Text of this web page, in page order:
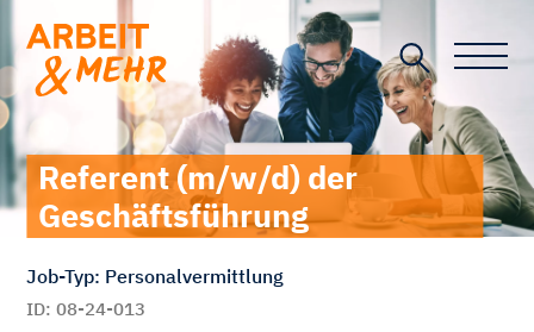
Toggle
Referent (m/w/d) der
Geschäftsführung
Job-Typ: Personalvermittlung
ID: 08-24-013